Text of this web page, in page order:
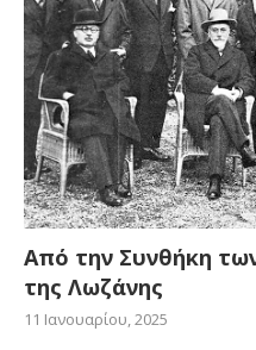
Από την Συνθήκη
της Λωζάνης
11 Ιανουαρίου, 2025